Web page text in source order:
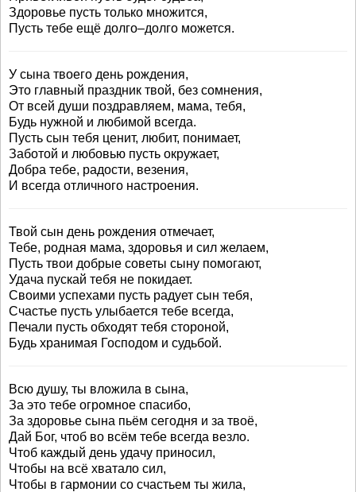
Здоровье пусть только множится,
Пусть тебе ещё долго–долго можется.
У сына твоего день рождения,
Это главный праздник твой, без сомнения,
От всей души поздравляем, мама, тебя,
Будь нужной и любимой всегда.
Пусть сын тебя ценит, любит, понимает,
Заботой и любовью пусть окружает,
Добра тебе, радости, везения,
И всегда отличного настроения.
Твой сын день рождения отмечает,
Тебе, родная мама, здоровья и сил желаем,
Пусть твои добрые советы сыну помогают,
Удача пускай тебя не покидает.
Своими успехами пусть радует сын тебя,
Счастье пусть улыбается тебе всегда,
Печали пусть обходят тебя стороной,
Будь хранимая Господом и судьбой.
Всю душу, ты вложила в сына,
За это тебе огромное спасибо,
За здоровье сына пьём сегодня и за твоё,
Дай Бог, чтоб во всём тебе всегда везло.
Чтоб каждый день удачу приносил,
Чтобы на всё хватало сил,
Чтобы в гармонии со счастьем ты жила,